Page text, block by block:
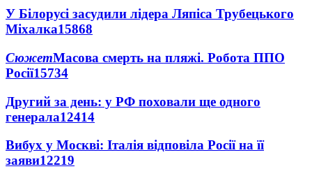
У Білорусі засудили лідера Ляпіса Трубецького
Міхалка15868
СюжетМасова смерть на пляжі. Робота ППО
Росії15734
Другий за день: у РФ поховали ще одного
генерала12414
Вибух у Москві: Італія відповіла Росії на її
заяви12219